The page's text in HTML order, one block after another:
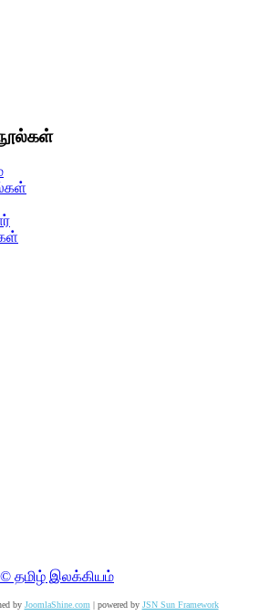
© தமிழ் இலக்கியம்
by JoomlaShine.com | powered by JSN Sun Framework